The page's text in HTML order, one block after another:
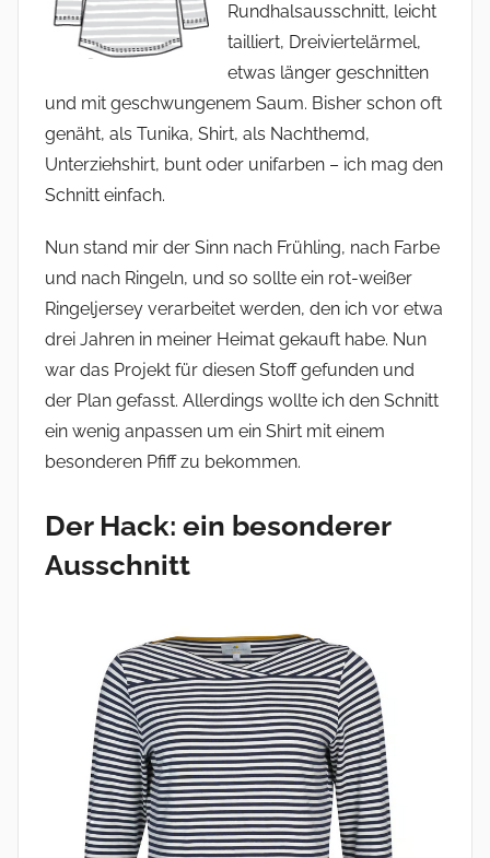
Rundhalsausschnitt, leicht
tailliert, Dreiviertelärmel,
etwas länger geschnitten
und mit geschwungenem Saum. Bisher schon oft
genäht, als Tunika, Shirt, als Nachthemd,
Unterziehshirt, bunt oder unifarben – ich mag den
Schnitt einfach.
Nun stand mir der Sinn nach Frühling, nach Farbe
und nach Ringeln, und so sollte ein rot-weißer
Ringeljersey verarbeitet werden, den ich vor etwa
drei Jahren in meiner Heimat gekauft habe. Nun
war das Projekt für diesen Stoff gefunden und
der Plan gefasst. Allerdings wollte ich den Schnitt
ein wenig anpassen um ein Shirt mit einem
besonderen Pfiff zu bekommen.
Der Hack: ein besonderer
Ausschnitt